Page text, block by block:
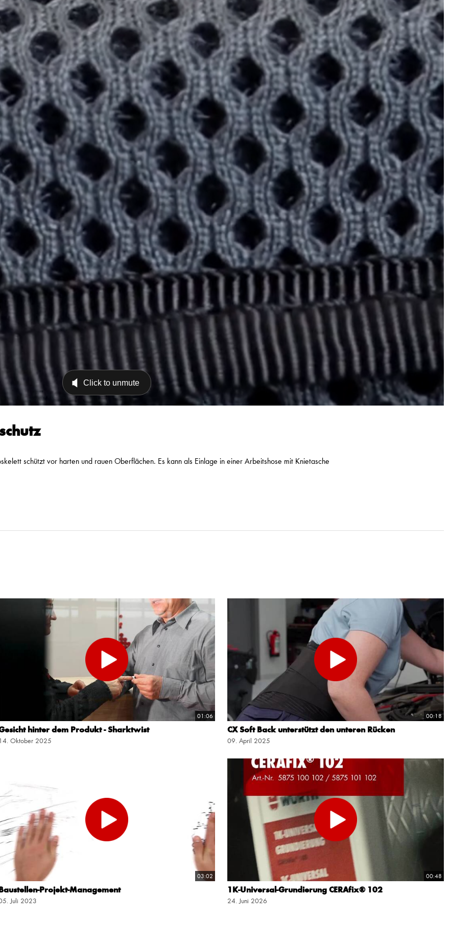
schützt vor harten und rauen Oberflächen. Es kann als Einlage in einer Arbeitshose mit Knietasche
01:06
hinter dem Produkt - Sharktwist
14. Oktober 2025
00:18
CX Soft Back unterstützt den unteren Rücken
09. April 2025
03:02
Baustellen-Projekt-Management
Juli 2023
00:48
1K-Universal-Grundierung CERAfix® 102
24. Juni 2026